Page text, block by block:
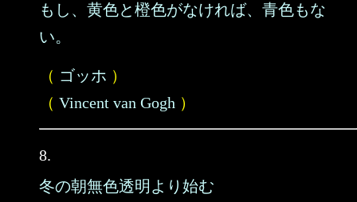
もし、黄色と橙色がなければ、青色もな
い。
（ ゴッホ ）
（ Vincent van Gogh ）
8.
冬の朝無色透明より始む